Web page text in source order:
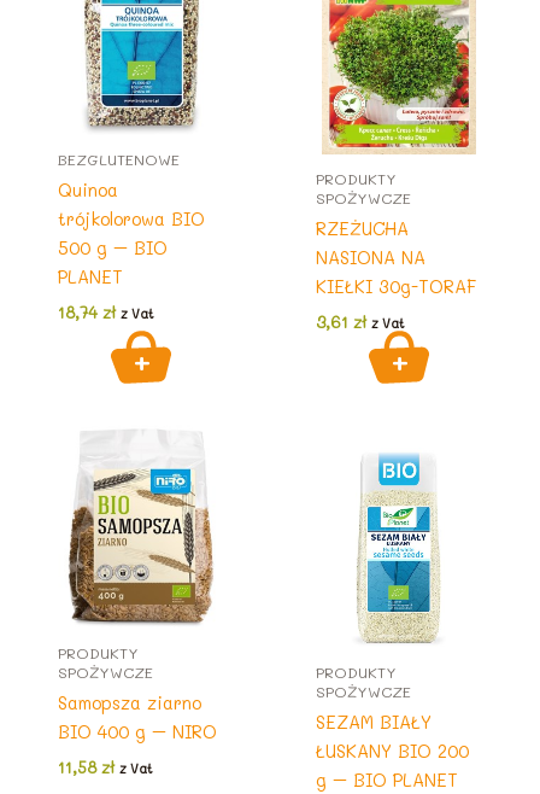
BEZGLUTENOWE
Quinoa
trójkolorowa BIO
500 g – BIO
PLANET
18,74 zł z Vat
PRODUKTY
SPOŻYWCZE
RZEŻUCHA
NASIONA NA
KIEŁKI 30g-TORAF
3,61 zł z Vat
PRODUKTY
SPOŻYWCZE
Samopsza ziarno
BIO 400 g – NIRO
11,58zł z Vat
PRODUKTY
SPOŻYWCZE
SEZAM BIAŁY
ŁUSKANY BIO 200
g – BIO PLANET